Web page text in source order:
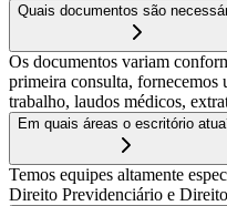
Quais documentos são
Os documentos variam
primeira consulta, fornecemos
trabalho, laudos médicos,
Em quais áreas o escritório
Temos equipes altamente
Direito Previdenciário e